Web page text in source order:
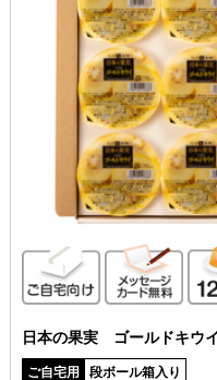
ご自宅向けメ
日本の果実 ゴールドキウ
ご自宅用 段ボール箱入り